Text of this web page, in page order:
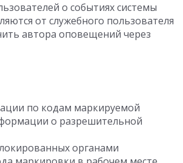
о событиях системы
от служебного пользователя
автора оповещений через
по кодам маркируемой
о разрешительной
органами